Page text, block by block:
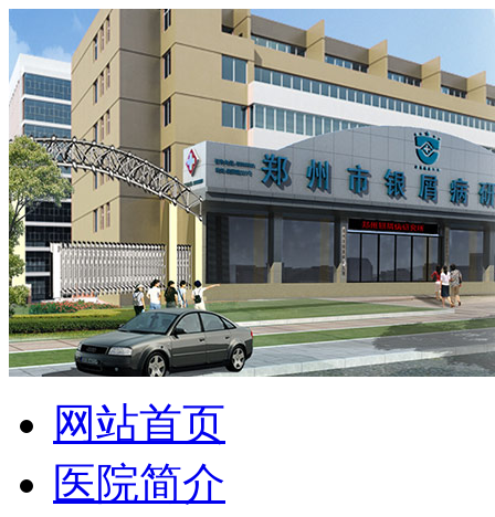
网站首页
医院简介